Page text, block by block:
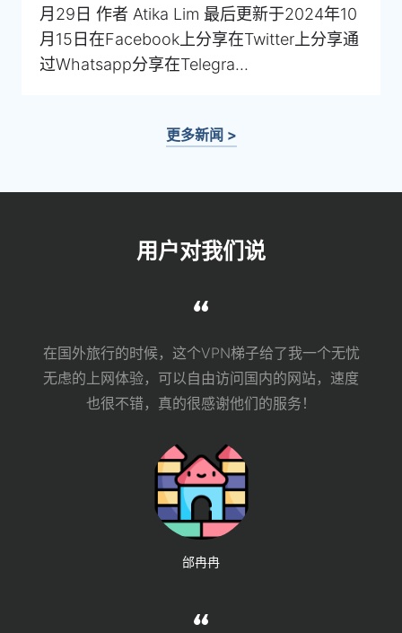
月29日 作者 Atika Lim 最后更新于2024年10
月15日在Facebook上分享在Twitter上分享通
过Whatsapp分享在Telegra...
更多新闻 >
用户对我们说
在国外旅行的时候，这个VPN梯子给了我一个无忧
无虑的上网体验，可以自由访问国内的网站，速度
也很不错，真的很感谢他们的服务！
邰冉冉